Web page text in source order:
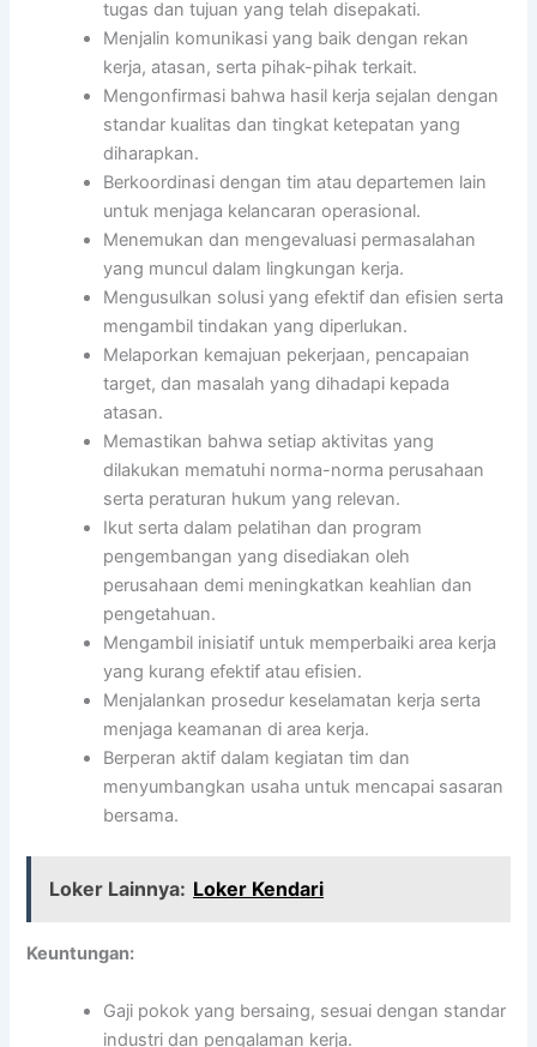
tugas dan tujuan yang telah disepakati.
Menjalin komunikasi yang baik dengan rekan
kerja, atasan, serta pihak-pihak terkait.
Mengonfirmasi bahwa hasil kerja sejalan dengan
standar kualitas dan tingkat ketepatan yang
diharapkan.
Berkoordinasi dengan tim atau departemen lain
untuk menjaga kelancaran operasional.
Menemukan dan mengevaluasi permasalahan
yang muncul dalam lingkungan kerja.
Mengusulkan solusi yang efektif dan efisien serta
mengambil tindakan yang diperlukan.
Melaporkan kemajuan pekerjaan, pencapaian
target, dan masalah yang dihadapi kepada
atasan.
Memastikan bahwa setiap aktivitas yang
dilakukan mematuhi norma-norma perusahaan
serta peraturan hukum yang relevan.
Ikut serta dalam pelatihan dan program
pengembangan yang disediakan oleh
perusahaan demi meningkatkan keahlian dan
pengetahuan.
Mengambil inisiatif untuk memperbaiki area kerja
yang kurang efektif atau efisien.
Menjalankan prosedur keselamatan kerja serta
menjaga keamanan di area kerja.
Berperan aktif dalam kegiatan tim dan
menyumbangkan usaha untuk mencapai sasaran
bersama.
Loker Lainnya: Loker Kendari
Keuntungan:
Gaji pokok yang bersaing, sesuai dengan standar
industri dan pengalaman kerja.